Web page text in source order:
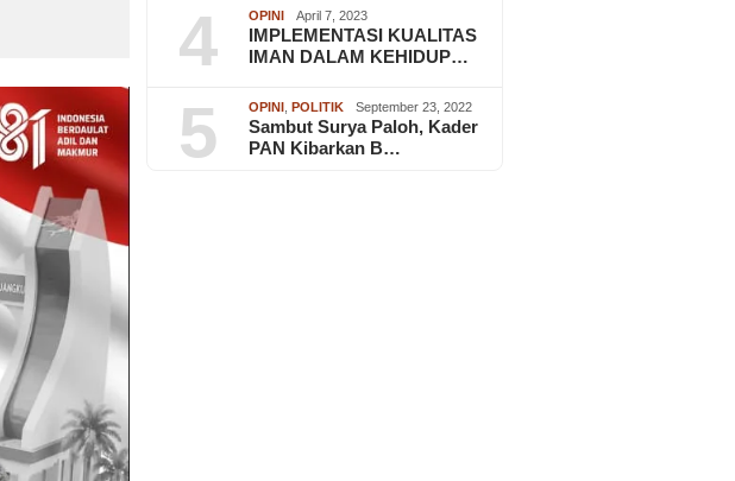
4 OPINI April 7, 2023
IMPLEMENTASI KUALITAS
IMAN DALAM KEHIDUP…
5 OPINI , POLITIK September 23, 2022
Sambut Surya Paloh, Kader
PAN Kibarkan B…